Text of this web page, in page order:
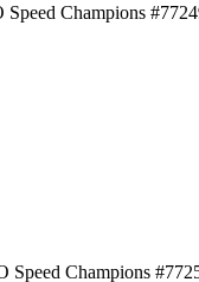
Champions
Champions